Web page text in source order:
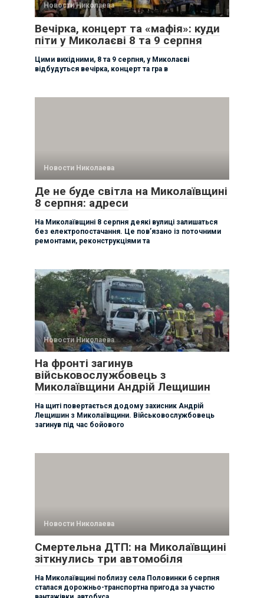
Новости Николаева
Вечірка, концерт та «мафія»: куди
піти у Миколаєві 8 та 9 серпня
Цими вихідними, 8 та 9 серпня, у Миколаєві
відбудуться вечірка, концерт та гра в
Новости Николаева
Де не буде світла на Миколаївщині
8 серпня: адреси
На Миколаївщині 8 серпня деякі вулиці залишаться
без електропостачання. Це пов’язано із поточними
ремонтами, реконструкціями та
Новости Николаева
На фронті загинув
військовослужбовець з
Миколаївщини Андрій Лещишин
На щиті повертається додому захисник Андрій
Лещишин з Миколаївщини. Військовослужбовець
загинув під час бойового
Новости Николаева
Смертельна ДТП: на Миколаївщині
зіткнулись три автомобіля
На Миколаївщині поблизу села Половинки 6 серпня
сталася дорожньо-транспортна пригода за участю